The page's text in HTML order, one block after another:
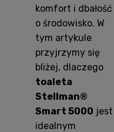
komfort i dbałość
o środowisko. W
tym artykule
przyjrzymy się
bliżej, dlaczego
toaleta
Stellman®
Smart 5000 jest
idealnym